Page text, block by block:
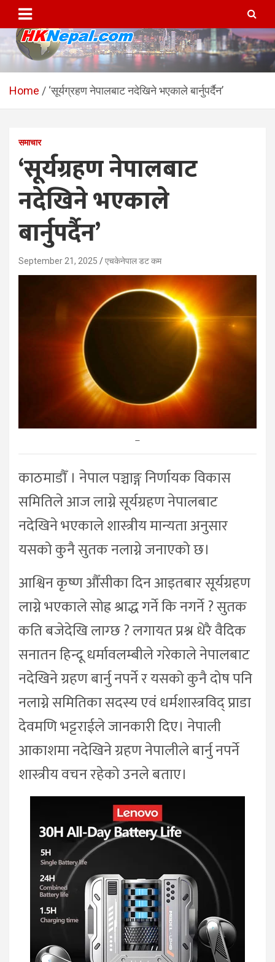
content
HKNepal.com – हङकङबाट
सञ्चालित पहिलो नेपाली अनलाईन
hknepal, hknepal.com, hk nepal, hk nepal com
Home ‘सूर्यग्रहण नेपालबाट नदेखिने भएकाले बार्नुपर्दैन’
समाचार
‘सूर्यग्रहण नेपालबाट
नदेखिने भएकाले
बार्नुपर्दैन’
September 21, 2025 एचकेनेपाल डट कम
–
काठमाडौँ । नेपाल पञ्चाङ्ग निर्णायक विकास
समितिले आज लाग्ने सूर्यग्रहण नेपालबाट
नदेखिने भएकाले शास्त्रीय मान्यता अनुसार
यसको कुनै सुतक नलाग्ने जनाएको छ।
आश्विन कृष्ण औँसीका दिन आइतबार सूर्यग्रहण
लाग्ने भएकाले सोह्र श्राद्ध गर्ने कि नगर्ने ? सुतक
कति बजेदेखि लाग्छ ? लगायत प्रश्न धेरै वैदिक
सनातन हिन्दू धर्मावलम्बीले गरेकाले नेपालबाट
नदेखिने ग्रहण बार्नु नपर्ने र यसको कुनै दोष पनि
नलाग्ने समितिका सदस्य एवं धर्मशास्त्रविद् प्राडा
देवमणि भट्टराईले जानकारी दिए। नेपाली
आकाशमा नदेखिने ग्रहण नेपालीले बार्नु नपर्ने
शास्त्रीय वचन रहेको उनले बताए।